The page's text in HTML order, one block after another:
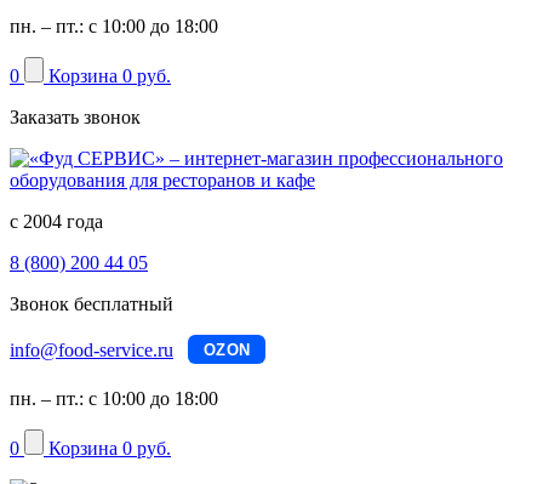
пн. – пт.: с 10:00 до 18:00
0 Корзина 0 руб.
Заказать звонок
с 2004 года
8 (800) 200 44 05
Звонок бесплатный
info@food-service.ru OZON
пн. – пт.: с 10:00 до 18:00
0 Корзина 0 руб.